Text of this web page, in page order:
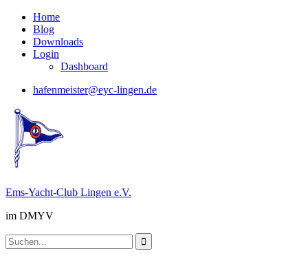
Skip
content
Home
Blog
Downloads
Login
Dashboard
hafenmeister@eyc-lingen.de
Ems-Yacht-Club Lingen e.V.
im DMYV
Search
for: